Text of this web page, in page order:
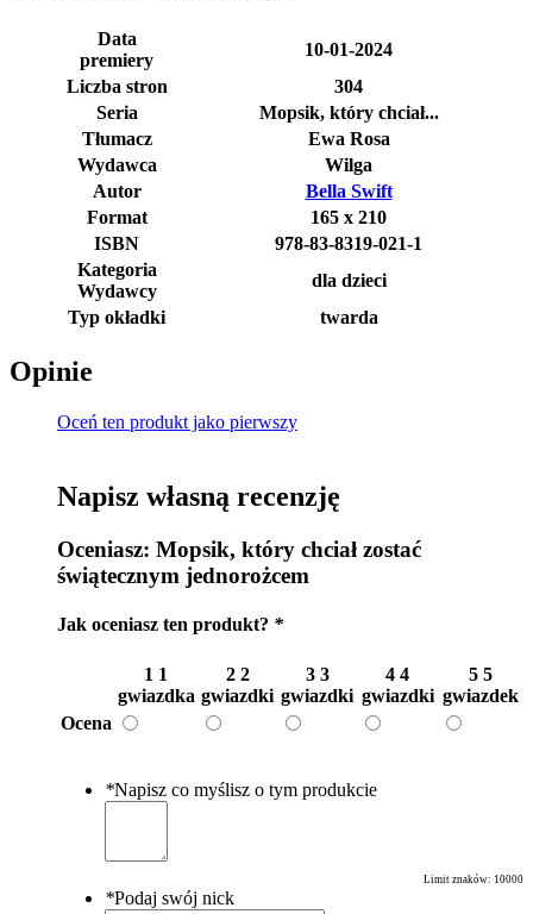
Data
premiery
10-01-2024
Liczba stron
304
Seria
Mopsik, który chciał...
Tłumacz
Ewa Rosa
Wydawca
Wilga
Autor
Bella Swift
Format
165 x 210
ISBN
978-83-8319-021-1
Kategoria
Wydawcy
dla dzieci
Typ okładki
twarda
Opinie
Oceń ten produkt jako pierwszy
Napisz własną recenzję
Oceniasz: Mopsik, który chciał zostać
świątecznym jednorożcem
Jak oceniasz ten produkt? *
1 1
gwiazdka
2 2
gwiazdki
3 3
gwiazdki
4 4
gwiazdki
5 5
gwiazdek
Ocena
*Napisz co myślisz o tym produkcie
Limit znaków: 10000
*Podaj swój nick